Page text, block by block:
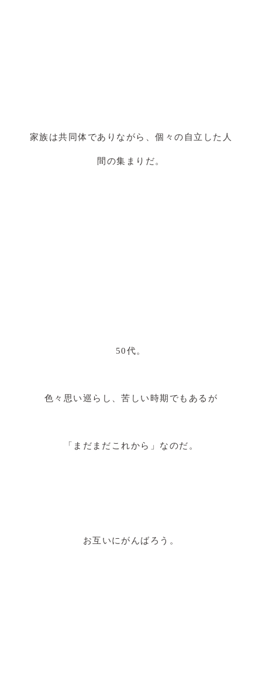
家族は共同体でありながら、個々の自立した人
間の集まりだ。
50代。
色々思い巡らし、苦しい時期でもあるが
「まだまだこれから」なのだ。
お互いにがんばろう。